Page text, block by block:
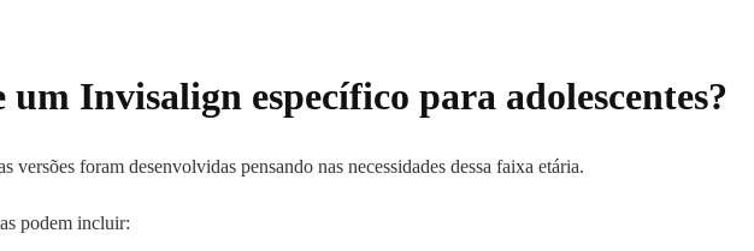
um Invisalign específico para adolescentes?
versões foram desenvolvidas pensando nas necessidades dessa faixa etária.
podem incluir: